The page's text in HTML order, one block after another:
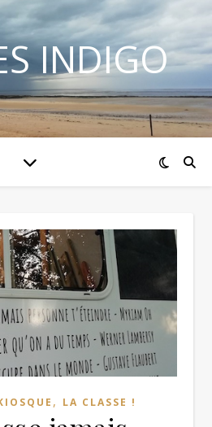
INDIGO
, LA CLASSE !